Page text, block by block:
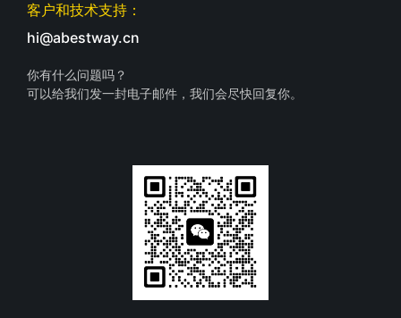
客户和技术支持：
hi@abestway.cn
你有什么问题吗？
可以给我们发一封电子邮件，我们会尽快回复你。